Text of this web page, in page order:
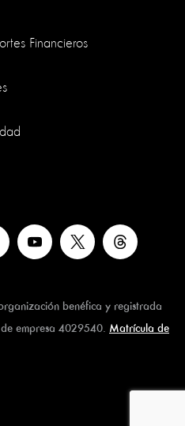
Financieros
benéfica y registrada
empresa 4029540. Matrícula de